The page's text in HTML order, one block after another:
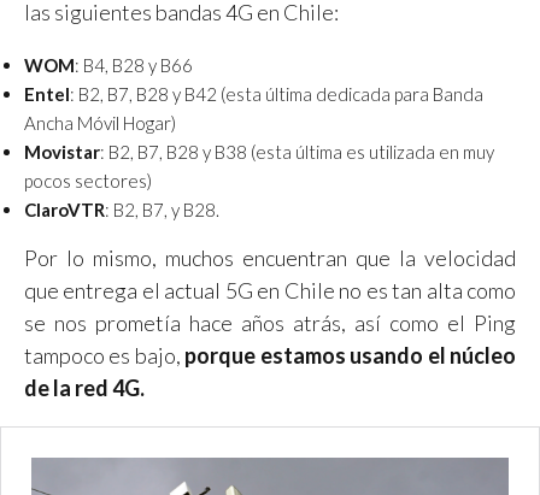
las siguientes bandas 4G en Chile:
WOM: B4, B28 y B66
Entel: B2, B7, B28 y B42 (esta última dedicada para Banda
Ancha Móvil Hogar)
Movistar: B2, B7, B28 y B38 (esta última es utilizada en muy
pocos sectores)
ClaroVTR: B2, B7, y B28.
Por lo mismo, muchos encuentran que la velocidad
que entrega el actual 5G en Chile no es tan alta como
se nos prometía hace años atrás, así como el Ping
tampoco es bajo, porque estamos usando el núcleo
de la red 4G.